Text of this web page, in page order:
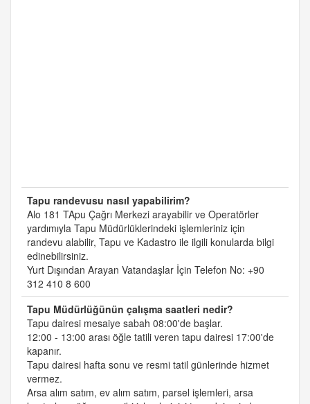
Tapu randevusu nasıl yapabilirim?
Alo 181 TApu Çağrı Merkezi arayabilir ve Operatörler
yardımıyla Tapu Müdürlüklerindeki işlemleriniz için
randevu alabilir, Tapu ve Kadastro ile ilgili konularda bilgi
edinebilirsiniz.
Yurt Dışından Arayan Vatandaşlar İçin Telefon No: +90
312 410 8 600
Tapu Müdürlüğünün çalışma saatleri nedir?
Tapu dairesi mesaiye sabah 08:00'de başlar.
12:00 - 13:00 arası öğle tatili veren tapu dairesi 17:00'de
kapanır.
Tapu dairesi hafta sonu ve resmi tatil günlerinde hizmet
vermez.
Arsa alım satım, ev alım satım, parsel işlemleri, arsa